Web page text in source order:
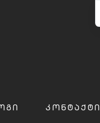
ᲙᲝᲜᲢᲐᲥᲢᲘ